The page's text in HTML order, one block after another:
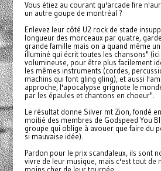
Vous étiez au courant qu'arcade fire
un autre goupe de montréal ?
Enlevez leur côté U2 rock de stade
longueur des morceaux par quatre,
grande famille mais on a quand même
illuminé qui écrit toutes les chansons"
volumineuse, pour être plus facilement
les mêmes instruments (cordes,
machins qui font gling gling), et aussi
approche, l'apocalypse grignote le
par les épaules et chantons en choeur".
Le résultat donne Silver mt Zion, fondé
moitié des membres de Godspeed You
groupe qui oblige à avouer que faire du
si mauvaise idée).
Pardon pour le prix scandaleux, ils sont
vivre de leur musique, mais c'est tout de